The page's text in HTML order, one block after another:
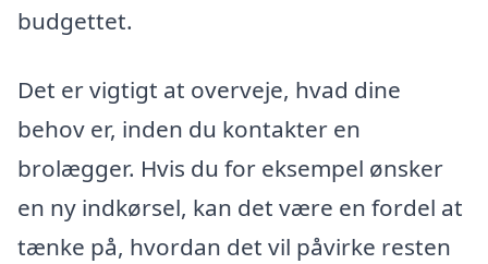
budgettet.
Det er vigtigt at overveje, hvad dine
behov er, inden du kontakter en
brolægger. Hvis du for eksempel ønsker
en ny indkørsel, kan det være en fordel at
tænke på, hvordan det vil påvirke resten